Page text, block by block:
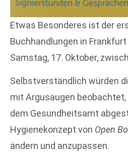
Etwas Besonderes ist der
Buchhandlungen in
Samstag, 17. Oktober,
Selbstverständlich würden
mit Argusaugen
dem Gesundheitsamt
Hygienekonzept von Open
ändern und anzupassen.